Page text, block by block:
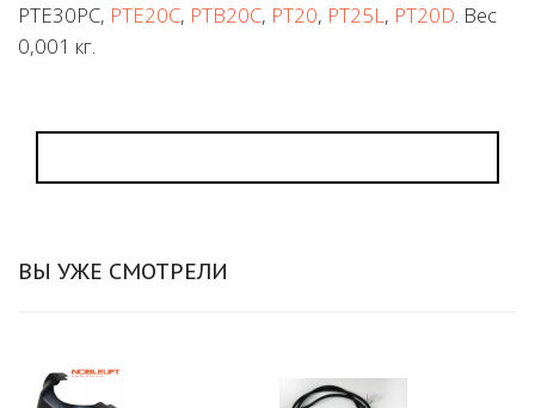
PTE30PC, PTE20C, PTB20C, PT20, PT25L, PT20D. Вес
0,001 кг.
ВЫ УЖЕ СМОТРЕЛИ